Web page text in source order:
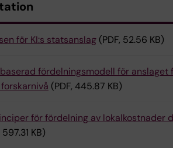
för KI:s statsanslag (PDF, 52.56 KB)
fördelningsmodell för anslaget
(PDF, 445.87 KB)
för fördelning av lokalkostnader
597.31 KB)